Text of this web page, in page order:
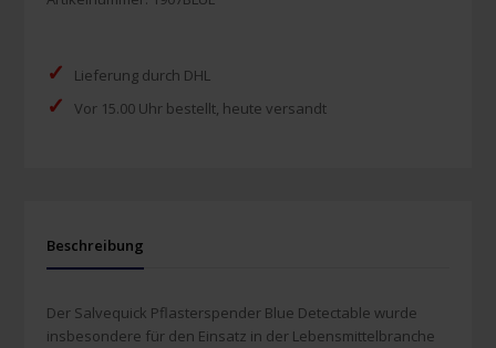
✓ Lieferung durch DHL
✓ Vor 15.00 Uhr bestellt, heute versandt
Beschreibung
Der Salvequick Pflasterspender Blue Detectable wurde
insbesondere für den Einsatz in der Lebensmittelbranche